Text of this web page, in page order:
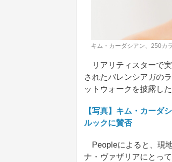
キム・カーダシアン、250カ
リアリティスターで
されたバレンシアガの
ットウォークを披露した
【写真】キム・カーダ
ルックに賛否
Peopleによると、現
ナ・ヴァザリアにとっ